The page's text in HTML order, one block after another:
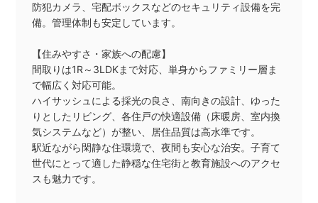
防犯カメラ、宅配ボックスなどのセキュリティ設備を完
備。管理体制も安定しています。
【住みやすさ・家族への配慮】
間取りは1R～3LDKまで対応、単身からファミリー層ま
で幅広く対応可能。
ハイサッシュによる採光の良さ、南向きの設計、ゆった
りとしたリビング、各住戸の快適設備（床暖房、室内換
気システムなど）が整い、居住品質は高水準です。
駅近ながら閑静な住環境で、夜間も安心な治安。子育て
世代にとって適した静穏な住宅街と教育施設へのアクセ
スも魅力です。